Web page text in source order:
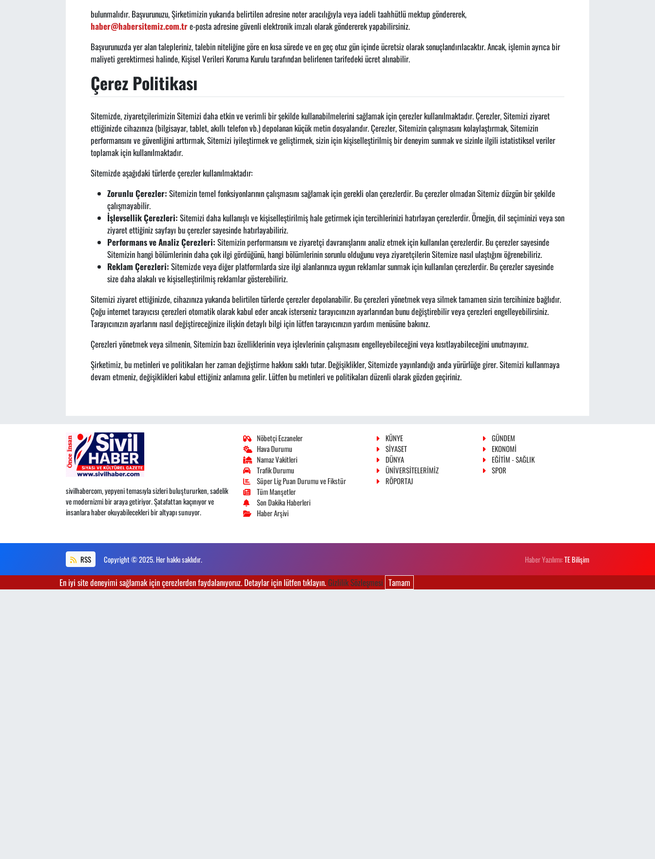
bulunmalıdır. Başvurunuzu, Şirketimizin yukarıda belirtilen adresine noter aracılığıyla veya iadeli taahhütlü mektup göndererek,
haber@habersitemiz.com.tre-posta adresine güvenli elektronik imzalı olarak göndererek yapabilirsiniz.
Başvurunuzda yer alan talepleriniz, talebin niteliğine göre en kısa sürede ve en geç otuz gün içinde ücretsiz olarak sonuçlandırılacaktır. Ancak, işlemin ayrıca bir
maliyeti gerektirmesi halinde, Kişisel Verileri Koruma Kurulu tarafından belirlenen tarifedeki ücret alınabilir.
Çerez Politikası
Sitemizde, ziyaretçilerimizin Sitemizi daha etkin ve verimli bir şekilde kullanabilmelerini sağlamak için çerezler kullanılmaktadır. Çerezler, Sitemizi ziyaret
ettiğinizde cihazınıza (bilgisayar, tablet, akıllı telefon vb.) depolanan küçük metin dosyalarıdır. Çerezler, Sitemizin çalışmasını kolaylaştırmak, Sitemizin
performansını ve güvenliğini arttırmak, Sitemizi iyileştirmek ve geliştirmek, sizin için kişiselleştirilmiş bir deneyim sunmak ve sizinle ilgili istatistiksel veriler
toplamak için kullanılmaktadır.
Sitemizde aşağıdaki türlerde çerezler kullanılmaktadır:
Zorunlu Çerezler: Sitemizin temel fonksiyonlarının çalışmasını sağlamak için gerekli olan çerezlerdir. Bu çerezler olmadan Sitemiz düzgün bir şekilde
çalışmayabilir.
İşlevsellik Çerezleri: Sitemizi daha kullanışlı ve kişiselleştirilmiş hale getirmek için tercihlerinizi hatırlayan çerezlerdir. Örneğin, dil seçiminizi veya son
ziyaret ettiğiniz sayfayı bu çerezler sayesinde hatırlayabiliriz.
Performans ve Analiz Çerezleri: Sitemizin performansını ve ziyaretçi davranışlarını analiz etmek için kullanılan çerezlerdir. Bu çerezler sayesinde
Sitemizin hangi bölümlerinin daha çok ilgi gördüğünü, hangi bölümlerinin sorunlu olduğunu veya ziyaretçilerin Sitemize nasıl ulaştığını öğrenebiliriz.
Reklam Çerezleri: Sitemizde veya diğer platformlarda size ilgi alanlarınıza uygun reklamlar sunmak için kullanılan çerezlerdir. Bu çerezler sayesinde
size daha alakalı ve kişiselleştirilmiş reklamlar gösterebiliriz.
Sitemizi ziyaret ettiğinizde, cihazınıza yukarıda belirtilen türlerde çerezler depolanabilir. Bu çerezleri yönetmek veya silmek tamamen sizin tercihinize bağlıdır.
Çoğu internet tarayıcısı çerezleri otomatik olarak kabul eder ancak isterseniz tarayıcınızın ayarlarından bunu değiştirebilir veya çerezleri engelleyebilirsiniz.
Tarayıcınızın ayarlarını nasıl değiştireceğinize ilişkin detaylı bilgi için lütfen tarayıcınızın yardım menüsüne bakınız.
Çerezleri yönetmek veya silmenin, Sitemizin bazı özelliklerinin veya işlevlerinin çalışmasını engelleyebileceğini veya kısıtlayabileceğini unutmayınız.
Şirketimiz, bu metinleri ve politikaları her zaman değiştirme hakkını saklı tutar. Değişiklikler, Sitemizde yayınlandığı anda yürürlüğe girer. Sitemizi kullanmaya
devam etmeniz, değişiklikleri kabul ettiğiniz anlamına gelir. Lütfen bu metinleri ve politikaları düzenli olarak gözden geçiriniz.
sivilhabercom, yepyeni temasıyla sizleri buluştururken, sadelik
ve modernizmi bir araya getiriyor. Şatafattan kaçınıyor ve
insanlara haber okuyabilecekleri bir altyapı sunuyor.
Nöbetçi Eczaneler
Hava Durumu
Namaz Vakitleri
Trafik Durumu
Süper Lig Puan Durumu ve Fikstür
Tüm Manşetler
Son Dakika Haberleri
Haber Arşivi
KÜNYE
GÜNDEM
SİYASET
EKONOMİ
DÜNYA
EĞİTİM - SAĞLIK
ÜNİVERSİTELERİMİZ
SPOR
RÖPORTAJ
RSS Copyright © 2025. Her hakkı saklıdır. Haber Yazılımı:TE Bilişim
En iyi site deneyimi sağlamak için çerezlerden faydalanıyoruz. Detaylar için lütfen tıklayın.Gizlilik Sözleşmesi Tamam